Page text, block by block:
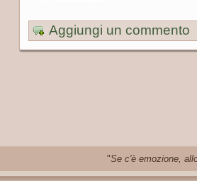
Aggiungi un commento
"Se c'è emozione,